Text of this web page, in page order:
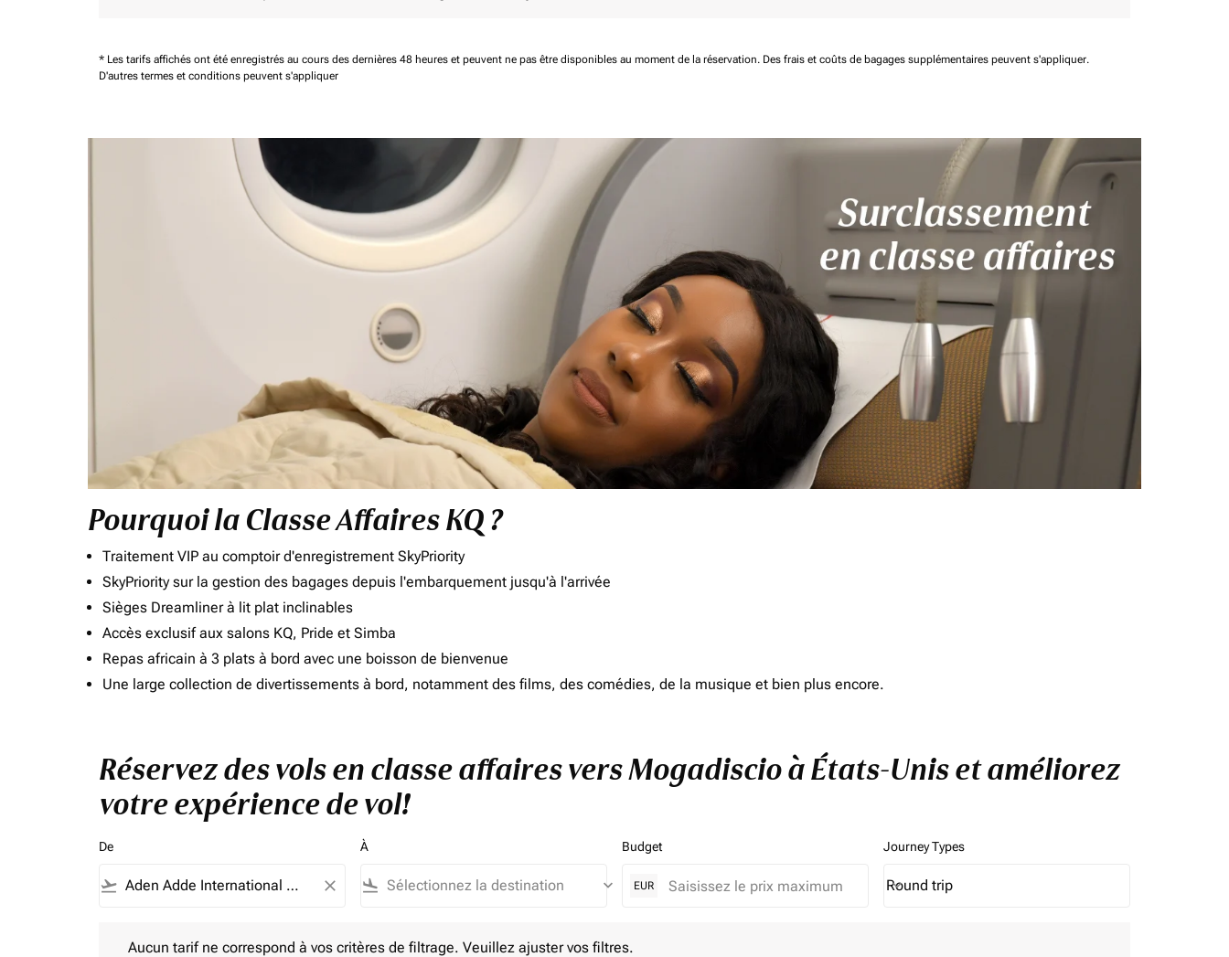
* Les tarifs affichés ont été enregistrés au cours des dernières 48 heures et peuvent ne pas être disponibles au moment de la réservation. Des frais et coûts de bagages supplémentaires peuvent s'appliquer.
D'autres termes et conditions peuvent s'appliquer
Pourquoi la Classe Affaires KQ ?
Traitement VIP au comptoir d'enregistrement SkyPriority
SkyPriority sur la gestion des bagages depuis l'embarquement jusqu'à l'arrivée
Sièges Dreamliner à lit plat inclinables
Accès exclusif aux salons KQ, Pride et Simba
Repas africain à 3 plats à bord avec une boisson de bienvenue
Une large collection de divertissements à bord, notamment des films, des comédies, de la musique et bien plus encore.
Réservez des vols en classe affaires vers Mogadiscio à États-Unis et améliorez
votre expérience de vol!
De
flight_takeoff close
À
flight_land keyboard_arrow_down
Budget
EUR
Journey Types
Journey Types option Round trip Selected
Round trip
keyboard_arrow_down
Aucun tarif ne correspond à vos critères de filtrage. Veuillez ajuster vos filtres.